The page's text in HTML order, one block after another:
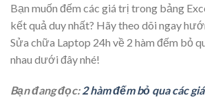
Bạn muốn đếm các giá trị trong bảng
kết quả duy nhất? Hãy theo dõi ngay
Sửa chữa Laptop 24h về 2 hàm đếm bỏ
nhau dưới đây nhé!
Bạn đang đọc:2 hàm đếm bỏ qua các